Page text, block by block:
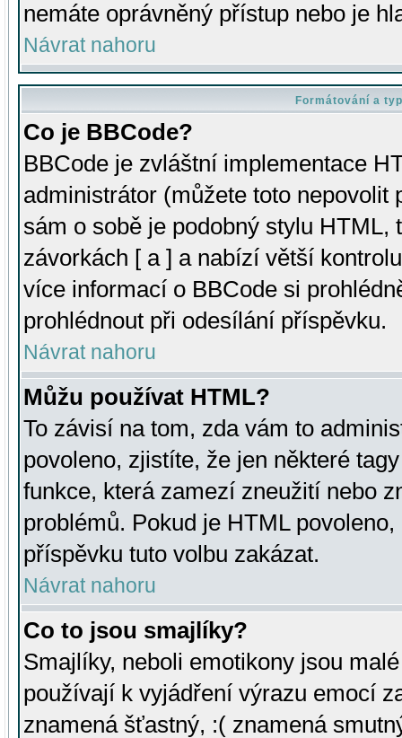
nemáte oprávněný přístup nebo je
Návrat nahoru
Formátování a
Co je BBCode?
BBCode je zvláštní implementace
administrátor (můžete toto
sám o sobě je podobný stylu HTML,
závorkách [ a ] a nabízí větší
více informací o BBCode si
prohlédnout při odesílání příspěvku.
Návrat nahoru
Můžu používat HTML?
To závisí na tom, zda vám to
povoleno, zjistíte, že jen některé
funkce, která zamezí zneužití nebo
problémů. Pokud je HTML
příspěvku tuto volbu zakázat.
Návrat nahoru
Co to jsou smajlíky?
Smajlíky, neboli emotikony jsou
používají k vyjádření výrazu emocí
znamená šťastný, :( znamená